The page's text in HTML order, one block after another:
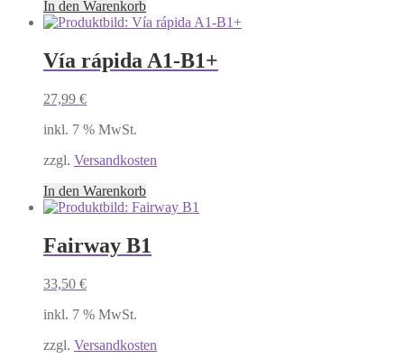
In den Warenkorb
Vía rápida A1-B1+
27,99 €
inkl. 7 % MwSt.
zzgl. Versandkosten
In den Warenkorb
Fairway B1
33,50 €
inkl. 7 % MwSt.
zzgl. Versandkosten